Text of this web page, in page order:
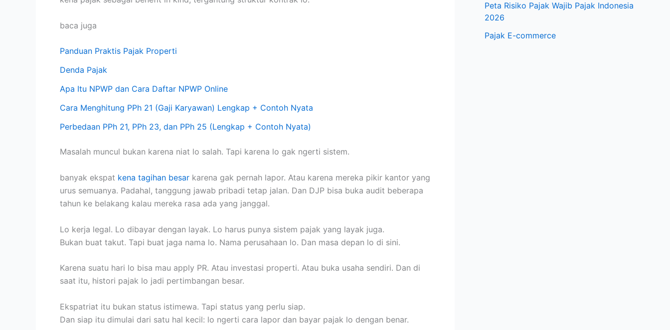
baca juga
Panduan Praktis Pajak Properti
Denda Pajak
Apa Itu NPWP dan Cara Daftar NPWP Online
Cara Menghitung PPh 21 (Gaji Karyawan) Lengkap + Contoh Nyata
Perbedaan PPh 21, PPh 23, dan PPh 25 (Lengkap + Contoh Nyata)
Masalah muncul bukan karena niat lo salah. Tapi karena lo gak ngerti sistem.
banyak ekspat kena tagihan besar karena gak pernah lapor. Atau karena mereka pikir kantor yang
urus semuanya. Padahal, tanggung jawab pribadi tetap jalan. Dan DJP bisa buka audit beberapa
tahun ke belakang kalau mereka rasa ada yang janggal.
Lo kerja legal. Lo dibayar dengan layak. Lo harus punya sistem pajak yang layak juga.
Bukan buat takut. Tapi buat jaga nama lo. Nama perusahaan lo. Dan masa depan lo di sini.
Karena suatu hari lo bisa mau apply PR. Atau investasi properti. Atau buka usaha sendiri. Dan di
saat itu, histori pajak lo jadi pertimbangan besar.
Ekspatriat itu bukan status istimewa. Tapi status yang perlu siap.
Dan siap itu dimulai dari satu hal kecil: lo ngerti cara lapor dan bayar pajak lo dengan benar.
Peta Risiko Pajak Wajib Pajak Indonesia
2026
Pajak E-commerce